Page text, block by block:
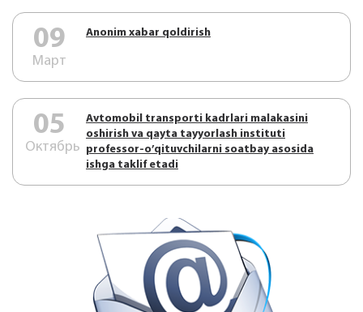
09
Март
Аnonim xabar qoldirish
05
Октябрь
Аvtоmоbil trаnspоrti kаdrlаri mаlаkаsini
оshirish vа qаytа tаyyorlаsh instituti
prоfеssоr-o’qituvchilаrni sоаtbаy аsоsidа
ishgа tаklif etаdi